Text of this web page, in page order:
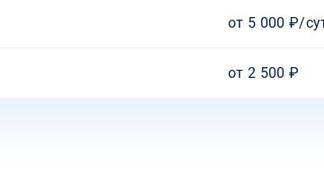
от 5 000 ₽/
от 2 500 ₽